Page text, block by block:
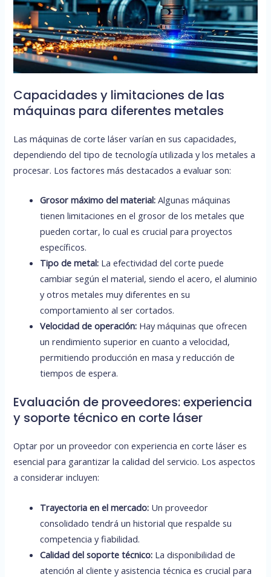
Capacidades y limitaciones de las
máquinas para diferentes metales
Las máquinas de corte láser varían en sus capacidades,
dependiendo del tipo de tecnología utilizada y los metales a
procesar. Los factores más destacados a evaluar son:
Grosor máximo del material: Algunas máquinas
tienen limitaciones en el grosor de los metales que
pueden cortar, lo cual es crucial para proyectos
específicos.
Tipo de metal: La efectividad del corte puede
cambiar según el material, siendo el acero, el aluminio
y otros metales muy diferentes en su
comportamiento al ser cortados.
Velocidad de operación: Hay máquinas que ofrecen
un rendimiento superior en cuanto a velocidad,
permitiendo producción en masa y reducción de
tiempos de espera.
Evaluación de proveedores: experiencia
y soporte técnico en corte láser
Optar por un proveedor con experiencia en corte láser es
esencial para garantizar la calidad del servicio. Los aspectos
a considerar incluyen:
Trayectoria en el mercado: Un proveedor
consolidado tendrá un historial que respalde su
competencia y fiabilidad.
Calidad del soporte técnico: La disponibilidad de
atención al cliente y asistencia técnica es crucial para